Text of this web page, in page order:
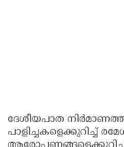
ദേശീയപാത
പാളിച്ചകളെക്കുറിച്ച്